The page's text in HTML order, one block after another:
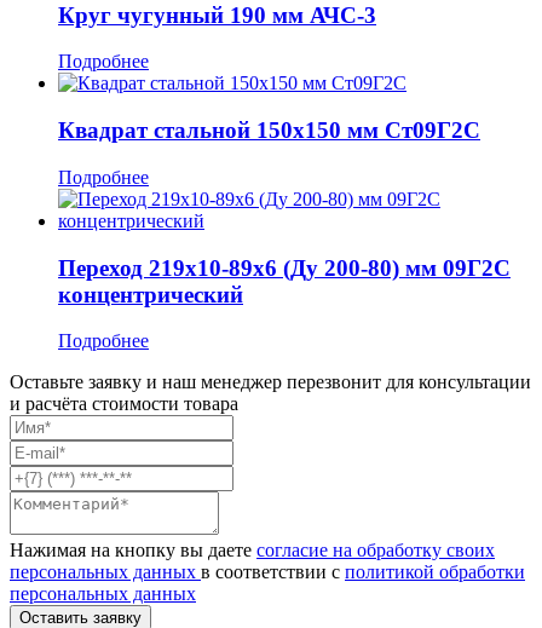
Круг чугунный 190 мм АЧС-3
Подробнее
Квадрат стальной 150x150 мм Ст09Г2С
Подробнее
Переход 219x10-89x6 (Ду 200-80) мм 09Г2С
концентрический
Подробнее
Оставьте заявку и наш менеджер перезвонит для консультации
и расчёта стоимости товара
Нажимая на кнопку вы даете согласие на обработку своих
персональных данных в соответствии с политикой обработки
персональных данных